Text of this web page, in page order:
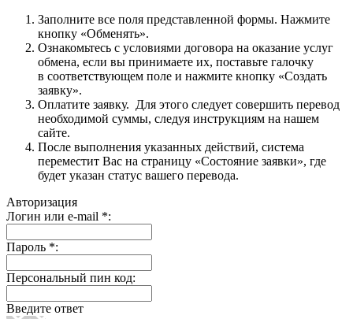
Заполните все поля представленной формы. Нажмите
кнопку «Обменять».
Ознакомьтесь с условиями договора на оказание услуг
обмена, если вы принимаете их, поставьте галочку
в соответствующем поле и нажмите кнопку «Создать
заявку».
Оплатите заявку. Для этого следует совершить перевод
необходимой суммы, следуя инструкциям на нашем
сайте.
После выполнения указанных действий, система
переместит Вас на страницу «Состояние заявки», где
будет указан статус вашего перевода.
Авторизация
Логин или e-mail *:
Пароль *:
Персональный пин код:
Введите ответ